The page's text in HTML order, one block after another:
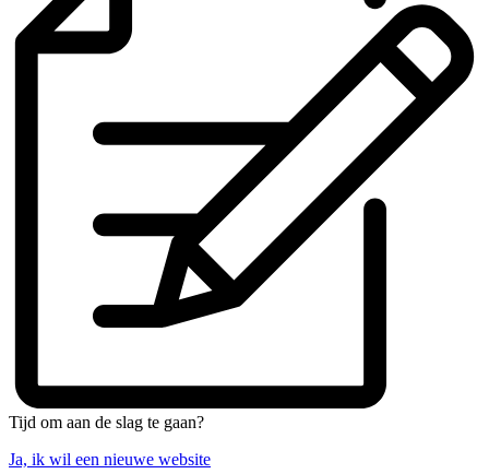
Tijd om aan de slag te gaan?
Ja, ik wil een nieuwe website